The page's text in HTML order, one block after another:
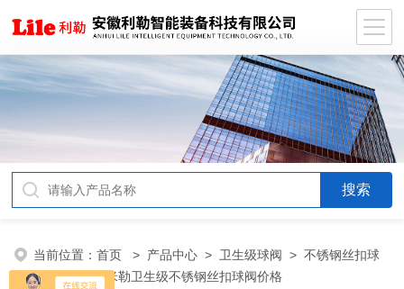
当前位置：首页 > 产品中心 > 卫生级球阀 >不锈钢丝扣球
阀
> 制药用米勒卫生级不锈钢丝扣球阀价格